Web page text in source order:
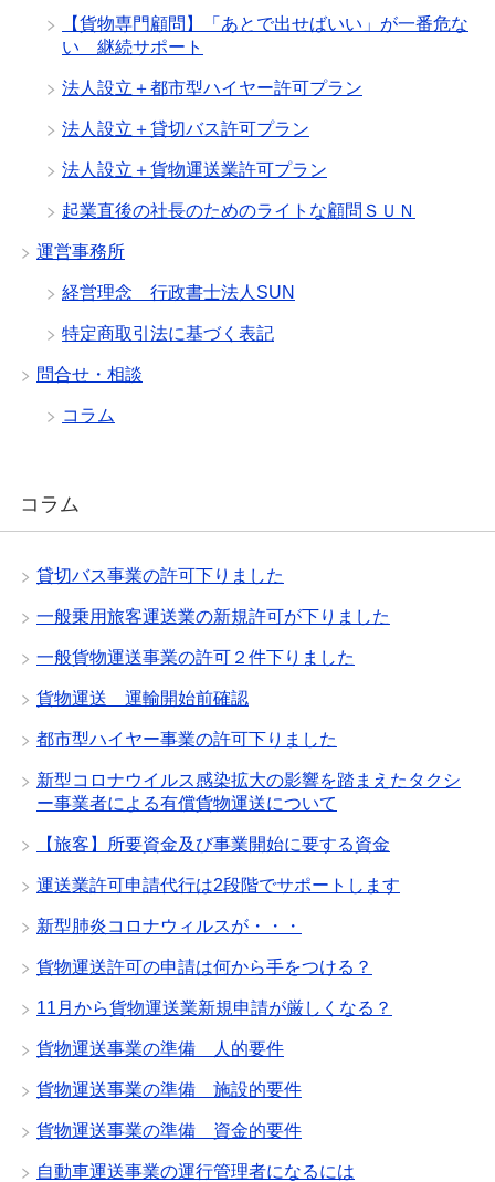
【貨物専門顧問】「あとで出せばいい」が一番危な
い 継続サポート
法人設立＋都市型ハイヤー許可プラン
法人設立＋貸切バス許可プラン
法人設立＋貨物運送業許可プラン
起業直後の社長のためのライトな顧問ＳＵＮ
運営事務所
経営理念 行政書士法人SUN
特定商取引法に基づく表記
問合せ・相談
コラム
コラム
貸切バス事業の許可下りました
一般乗用旅客運送業の新規許可が下りました
一般貨物運送事業の許可２件下りました
貨物運送 運輸開始前確認
都市型ハイヤー事業の許可下りました
新型コロナウイルス感染拡大の影響を踏まえたタクシ
ー事業者による有償貨物運送について
【旅客】所要資金及び事業開始に要する資金
運送業許可申請代行は2段階でサポートします
新型肺炎コロナウィルスが・・・
貨物運送許可の申請は何から手をつける？
11月から貨物運送業新規申請が厳しくなる？
貨物運送事業の準備 人的要件
貨物運送事業の準備 施設的要件
貨物運送事業の準備 資金的要件
自動車運送事業の運行管理者になるには